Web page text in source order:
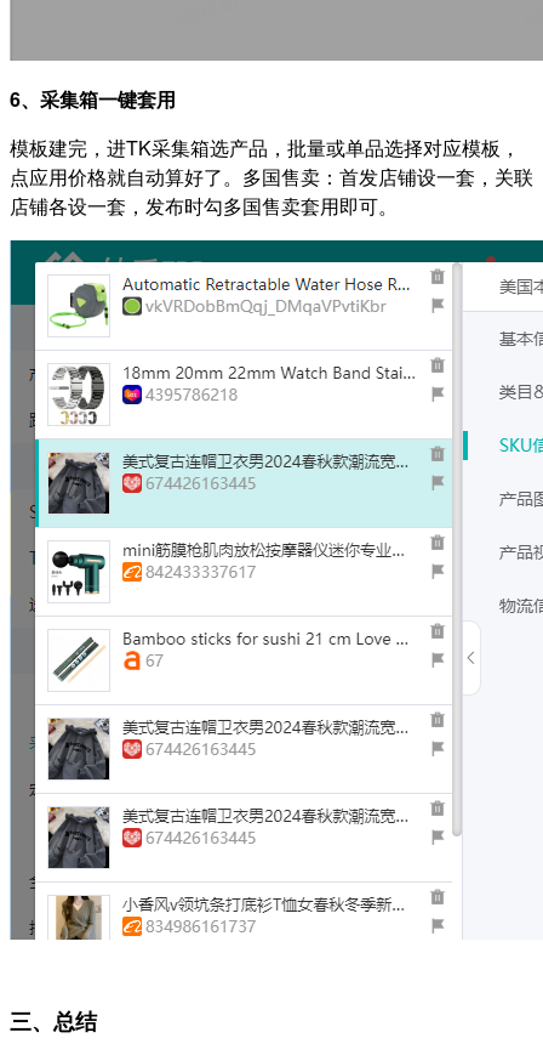
6、采集箱一键套用
模板建完，进TK采集箱选产品，批量或单品选择对应模板，
点应用价格就自动算好了。多国售卖：首发店铺设一套，关联
店铺各设一套，发布时勾多国售卖套用即可。
三、总结